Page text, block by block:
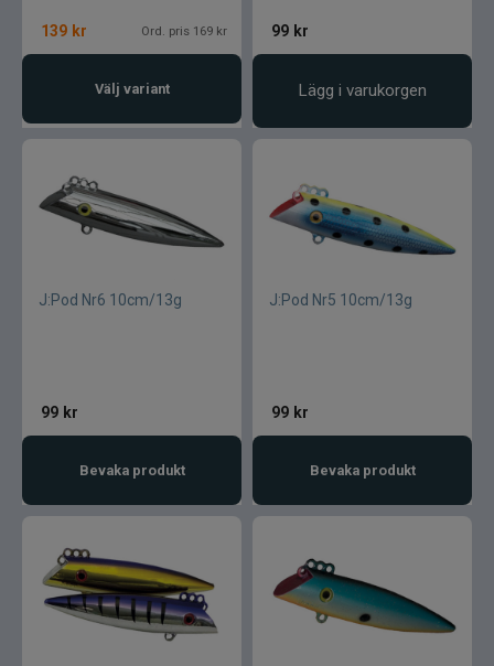
139 kr Ord. pris 169 kr
Välj variant
99 kr
Lägg i varukorgen
J:Pod Nr6 10cm/13g
99 kr
Bevaka produkt
J:Pod Nr5 10cm/13g
99 kr
Bevaka produkt